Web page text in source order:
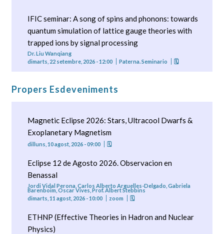
IFIC seminar: A song of spins and phonons: towards
quantum simulation of lattice gauge theories with
trapped ions by signal processing
Dr. Liu Wanqiang
dimarts, 22 setembre, 2026 - 12:00
Paterna. Seminario 🗓
Propers Esdeveniments
Magnetic Eclipse 2026: Stars, Ultracool Dwarfs &
Exoplanetary Magnetism
dilluns, 10 agost, 2026 - 09:00 🗓
Eclipse 12 de Agosto 2026. Observacion en
Benassal
Jordi Vidal Perona, Carlos Alberto Arguelles-Delgado, Gabriela
Barenboim, Oscar Vives, Prof. Albert Stebbins
dimarts, 11 agost, 2026 - 10:00
zoom 🗓
ETHNP (Effective Theories in Hadron and Nuclear
Physics)